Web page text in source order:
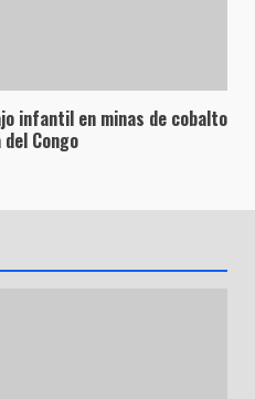
infantil en minas de cobalto
Congo